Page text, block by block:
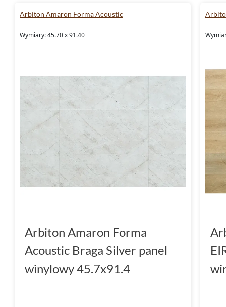
Arbiton Amaron Forma Acoustic
Wymiary: 45.70 x 91.40
Arbiton Amaron Forma
Acoustic Braga Silver panel
winylowy 45.7x91.4